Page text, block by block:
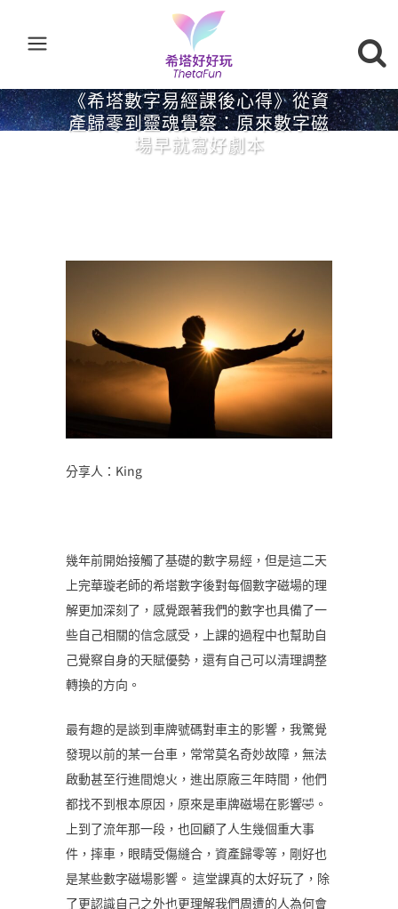
《希塔數字易經課後心得》從資
產歸零到靈魂覺察：原來數字磁
場早就寫好劇本
分享人：King
幾年前開始接觸了基礎的數字易經，但是這二天
上完華璇老師的希塔數字後對每個數字磁場的理
解更加深刻了，感覺跟著我們的數字也具備了一
些自己相關的信念感受，上課的過程中也幫助自
己覺察自身的天賦優勢，還有自己可以清理調整
轉換的方向。
最有趣的是談到車牌號碼對車主的影響，我驚覺
發現以前的某一台車，常常莫名奇妙故障，無法
啟動甚至行進間熄火，進出原廠三年時間，他們
都找不到根本原因，原來是車牌磁場在影響🤣。
上到了流年那一段，也回顧了人生幾個重大事
件，摔車，眼睛受傷縫合，資產歸零等，剛好也
是某些數字磁場影響。 這堂課真的太好玩了，除
了更認識自己之外也更理解我們周遭的人為何會